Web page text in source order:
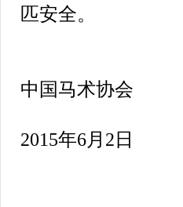
匹安全。
中国马术协会
2015年6月2日